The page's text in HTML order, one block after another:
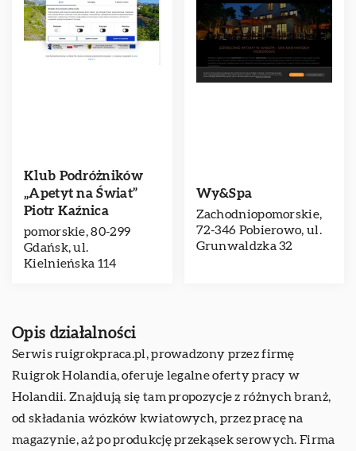
Klub Podróżników
„Apetyt na Świat”
Piotr Kaźnica
pomorskie, 80-299
Gdańsk, ul.
Kielnieńska 114
Wy&Spa
Zachodniopomorskie,
72-346 Pobierowo, ul.
Grunwaldzka 32
Opis działalności
Serwis ruigrokpraca.pl, prowadzony przez firmę
Ruigrok Holandia, oferuje legalne oferty pracy w
Holandii. Znajdują się tam propozycje z różnych branż,
od składania wózków kwiatowych, przez pracę na
magazynie, aż po produkcję przekąsek serowych. Firma